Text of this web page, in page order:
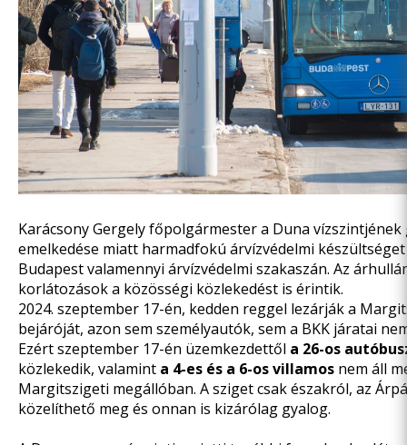
Karácsony Gergely főpolgármester a Duna vízszintjének
emelkedése miatt harmadfokú árvízvédelmi
Budapest valamennyi árvízvédelmi szakaszán. Az
korlátozások a közösségi közlekedést is érintik.
2024. szeptember 17-én, kedden reggel lezárják a
bejáróját, azon sem személyautók, sem a BKK járatai
Ezért szeptember 17-én üzemkezdettől a 26-os
közlekedik, valamint a 4-es és a 6-os villamos nem áll
Margitszigeti megállóban. A sziget csak északról, az
közelíthető meg és onnan is kizárólag gyalog.